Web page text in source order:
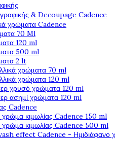
& Decoupage Cadence
χρώματα Cadence
70 Ml
120 ml
500 ml
2 lt
χρώματα 70 ml
χρώματα 120 ml
χρυσό χρώματα 120 ml
ασημί χρώματα 120 ml
Cadence
κιμωλίας Cadence 150 ml
κιμωλίας Cadence 500 ml
effect Cadence - Ημιδιάφανο